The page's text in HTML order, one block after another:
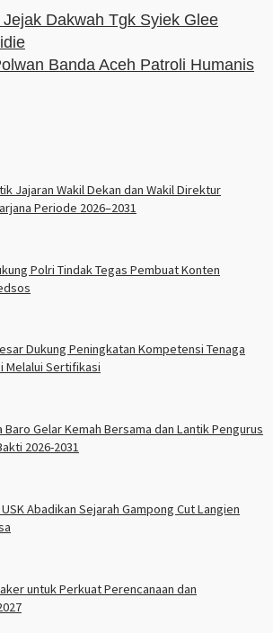
Jejak Dakwah Tgk Syiek Glee
Banda Aceh Patroli Humanis
Jajaran Wakil Dekan dan Wakil Direktur
Periode 2026–2031
Polri Tindak Tegas Pembuat Konten
Dukung Peningkatan Kompetensi Tenaga
Melalui Sertifikasi
Baro Gelar Kemah Bersama dan Lantik Pengurus
2026-2031
Abadikan Sejarah Gampong Cut Langien
untuk Perkuat Perencanaan dan